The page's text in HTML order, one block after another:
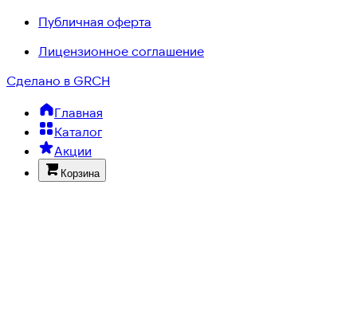
Публичная оферта
Лицензионное соглашение
Сделано в GRCH
Главная
Каталог
Акции
Корзина